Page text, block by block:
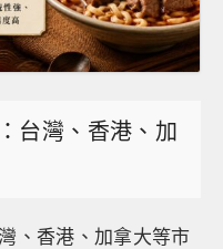
台灣、香港、加
、香港、加拿大等市